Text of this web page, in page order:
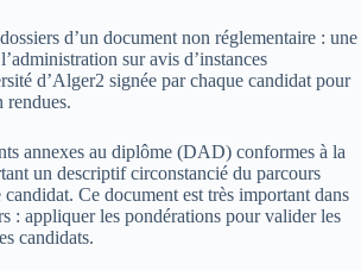
d’un document non réglementaire : une
sur avis d’instances
d’Alger2 signée par chaque candidat pour
rendues.
annexes au diplôme (DAD) conformes à la
un descriptif circonstancié du parcours
Ce document est très important dans
: appliquer les pondérations pour valider les
candidats.